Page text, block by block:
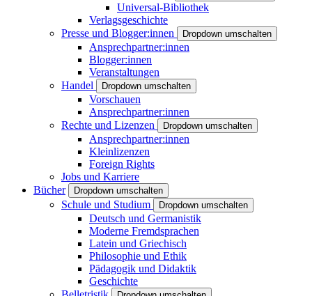
Universal-Bibliothek
Verlagsgeschichte
Presse und Blogger:innen
Dropdown umschalten
Ansprechpartner:innen
Blogger:innen
Veranstaltungen
Handel
Dropdown umschalten
Vorschauen
Ansprechpartner:innen
Rechte und Lizenzen
Dropdown umschalten
Ansprechpartner:innen
Kleinlizenzen
Foreign Rights
Jobs und Karriere
Bücher
Dropdown umschalten
Schule und Studium Dropdown umschalten
Deutsch und Germanistik
Moderne Fremdsprachen
Latein und Griechisch
Philosophie und Ethik
Pädagogik und Didaktik
Geschichte